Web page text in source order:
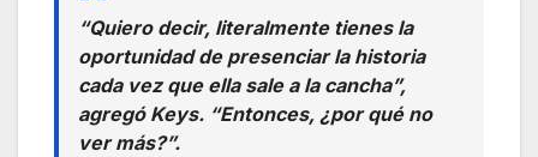
“Quiero decir, literalmente tienes la
oportunidad de presenciar la historia
cada vez que ella sale a la cancha”,
agregó Keys. “Entonces, ¿por qué no
ver más?”.